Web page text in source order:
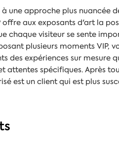
une approche plus nuancée
offre aux exposants d'art la
chaque visiteur se sente
plusieurs moments VIP,
des expériences sur mesure
attentes spécifiques. Après
est un client qui est plus